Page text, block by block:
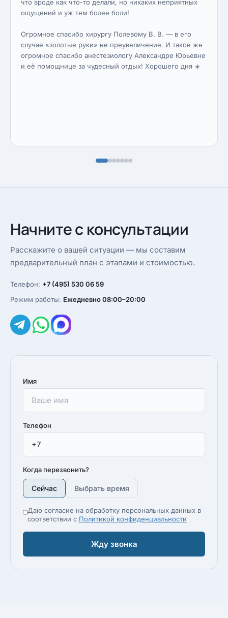
что вроде как что-то делали, но никаких неприятных
ощущений и уж тем более боли!
Огромное спасибо хирургу Полевому В. В. — в его
случае «золотые руки» не преувеличение. И такое же
огромное спасибо анестезиологу Александре Юрьевне
и её помощнице за чудесный отдых! Хорошего дня ☀️
Начните с консультации
Расскажите о вашей ситуации — мы составим
предварительный план с этапами и стоимостью.
Телефон: +7 (495) 530 06 59
Режим работы: Ежедневно 08:00–20:00
Имя
Телефон
Когда перезвонить?
Сейчас Выбрать время
Даю согласие на обработку персональных данных в
соответствии с Политикой конфиденциальности
Жду звонка